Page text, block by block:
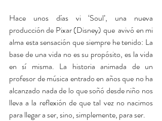
Hace unos días vi ‘Soul’, una nueva
producción de Pixar (Disney) que  avivó en mi
alma esta sensación que siempre he tenido: La
base de una vida no es su propósito, es la vida
en sí misma. La historia animada de un
profesor de música entrado en años que no ha
alcanzado nada de lo que soñó desde niño nos
lleva a la reflexión de que tal vez no nacimos
para llegar a ser, sino, simplemente, para ser.